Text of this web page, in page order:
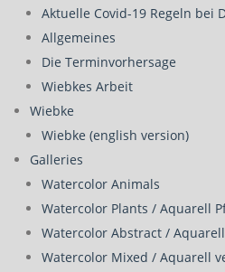
Aktuelle Covid-19 Regeln bei
Allgemeines
Die Terminvorhersage
Wiebkes Arbeit
Wiebke
Wiebke (english version)
Galleries
Watercolor Animals
Watercolor Plants / Aquarell
Watercolor Abstract /
Watercolor Mixed / Aquarell